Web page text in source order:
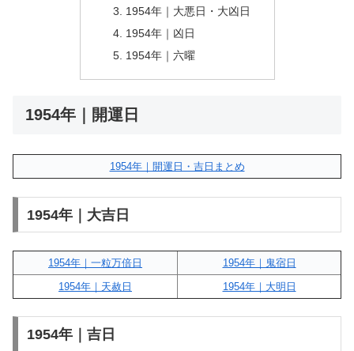
1954年｜大悪日・大凶日
1954年｜凶日
1954年｜六曜
1954年｜開運日
1954年｜開運日・吉日まとめ
1954年｜大吉日
1954年｜一粒万倍日
1954年｜鬼宿日
1954年｜天赦日
1954年｜大明日
1954年｜吉日